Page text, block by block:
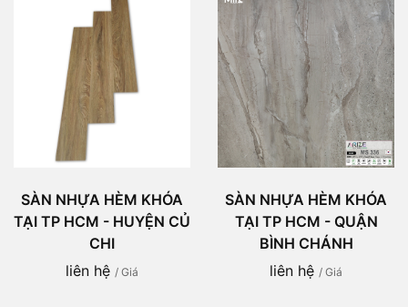
SÀN NHỰA HÈM KHÓA
TẠI TP HCM - HUYỆN CỦ
CHI
liên hệ / Giá
SÀN NHỰA HÈM KHÓA
TẠI TP HCM - QUẬN
BÌNH CHÁNH
liên hệ / Giá